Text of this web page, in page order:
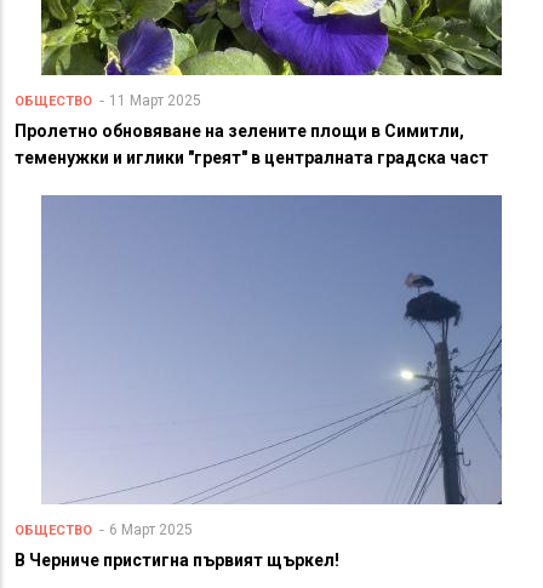
ОБЩЕСТВО 11 Март 2025
Пролетно обновяване на зелените площи в Симитли,
теменужки и иглики "греят" в централната градска част
ОБЩЕСТВО 6 Март 2025
В Черниче пристигна първият щъркел!